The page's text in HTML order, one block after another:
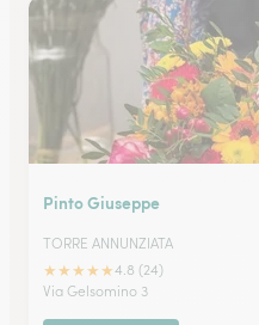
Pinto Giuseppe
TORRE ANNUNZIATA
★★★★★4.8 (24)
Via Gelsomino 3